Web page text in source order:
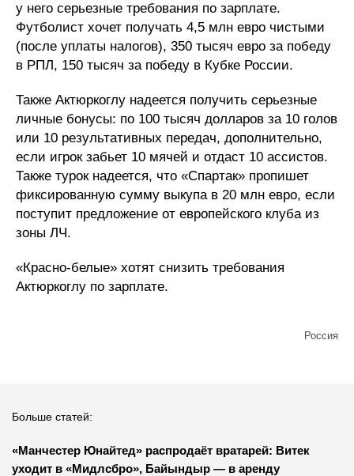
у него серьезные требования по зарплате.
Футболист хочет получать 4,5 млн евро чистыми
(после уплаты налогов), 350 тысяч евро за победу
в РПЛ, 150 тысяч за победу в Кубке России.
Также Актюркоглу надеется получить серьезные
личные бонусы: по 100 тысяч долларов за 10 голов
или 10 результативных передач, дополнительно,
если игрок забьет 10 мячей и отдаст 10 ассистов.
Также турок надеется, что «Спартак» пропишет
фиксированную сумму выкупа в 20 млн евро, если
поступит предложение от европейского клуба из
зоны ЛЧ.
«Красно-белые» хотят снизить требования
Актюркоглу по зарплате.
Россия
Больше статей:
«Манчестер Юнайтед» распродаёт вратарей: Витек
уходит в «Мидлсбро», Байындыр — в аренду